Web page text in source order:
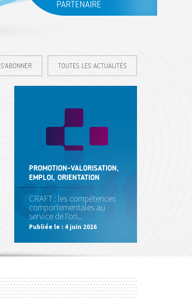
PARTENAIRE
S'ABONNER TOUTES LES ACTUALITÉS
PROMOTION-VALORISATION,
EMPLOI, ORIENTATION
CRAFT : les compétences
comportementales au
service de l'ori...
Publiée le : 4 juin 2026